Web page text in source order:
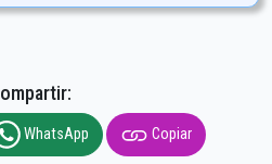
WhatsApp Copiar